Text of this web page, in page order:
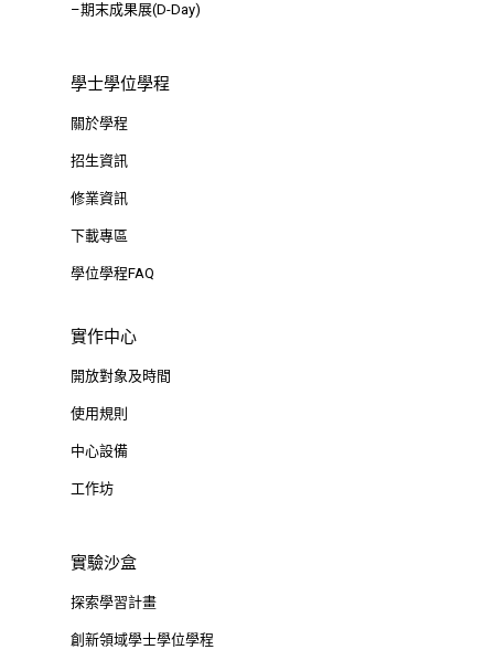
–期末成果展(D-Day)
學士學位學程
關於學程
招生資訊
修業資訊
下載專區
學位學程FAQ
實作中心
開放對象及時間
使用規則
中心設備
工作坊
實驗沙盒
探索學習計畫
創新領域學士學位學程